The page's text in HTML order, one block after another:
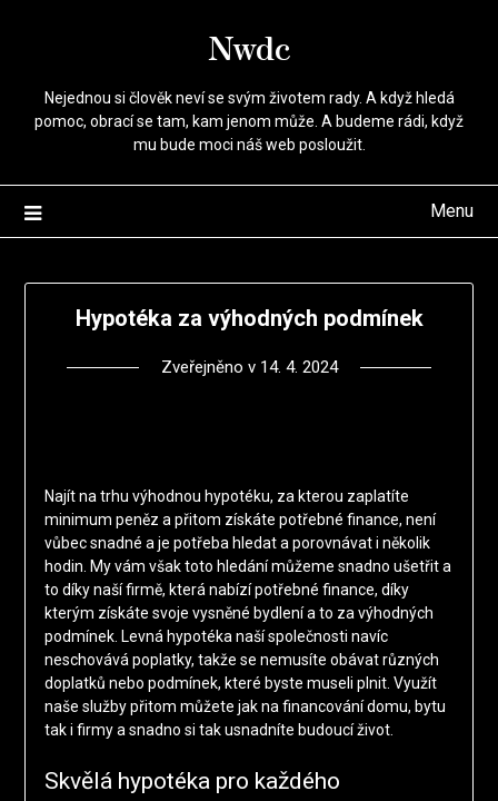
Nwdc
Nejednou si člověk neví se svým životem rady. A když hledá
pomoc, obrací se tam, kam jenom může. A budeme rádi, když
mu bude moci náš web posloužit.
Menu
Hypotéka za výhodných podmínek
Zveřejněno v 14. 4. 2024
Najít na trhu výhodnou hypotéku, za kterou zaplatíte
minimum peněz a přitom získáte potřebné finance, není
vůbec snadné a je potřeba hledat a porovnávat i několik
hodin. My vám však toto hledání můžeme snadno ušetřit a
to díky naší firmě, která nabízí potřebné finance, díky
kterým získáte svoje vysněné bydlení a to za výhodných
podmínek. Levná hypotéka naší společnosti navíc
neschovává poplatky, takže se nemusíte obávat různých
doplatků nebo podmínek, které byste museli plnit. Využít
naše služby přitom můžete jak na financování domu, bytu
tak i firmy a snadno si tak usnadníte budoucí život.
Skvělá hypotéka pro každého